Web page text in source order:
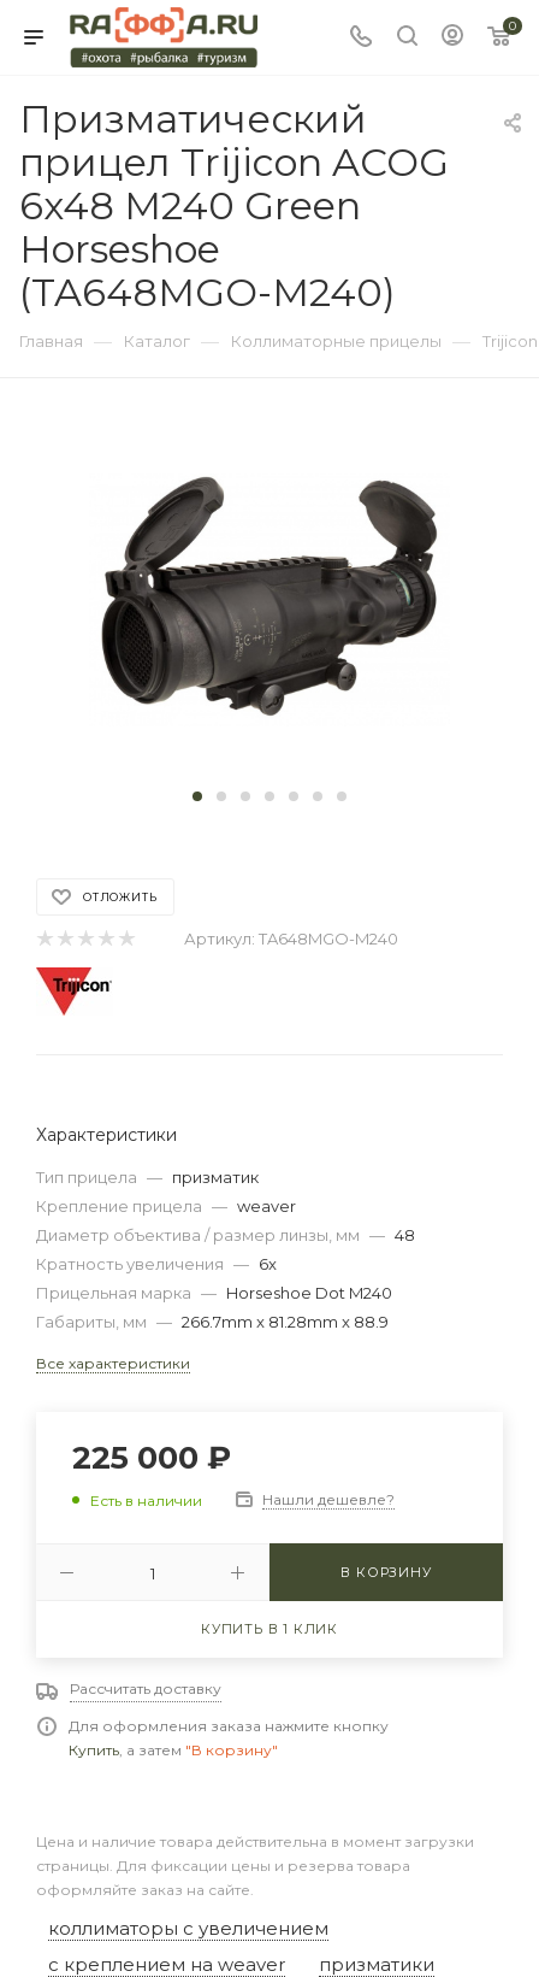
0
Призматический
прицел Trijicon ACOG
6x48 M240 Green
Horseshoe
(TA648MGO-M240)
Главная — Каталог — Коллиматорные прицелы — Trijicon
ОТЛОЖИТЬ
Артикул: TA648MGO-M240
Характеристики
Тип прицела — призматик
Крепление прицела — weaver
Диаметр объектива / размер линзы, мм — 48
Кратность увеличения — 6x
Прицельная марка — Horseshoe Dot M240
Габариты, мм — 266.7mm x 81.28mm x 88.9
Все характеристики
225 000 ₽
Есть в наличии Нашли дешевле?
В КОРЗИНУ
КУПИТЬ В 1 КЛИК
Рассчитать доставку
Для оформления заказа нажмите кнопку
Купить, а затем "В корзину"
Цена и наличие товара действительна в момент загрузки
страницы. Для фиксации цены и резерва товара
оформляйте заказ на сайте.
коллиматоры с увеличением
с креплением на weaver
призматики